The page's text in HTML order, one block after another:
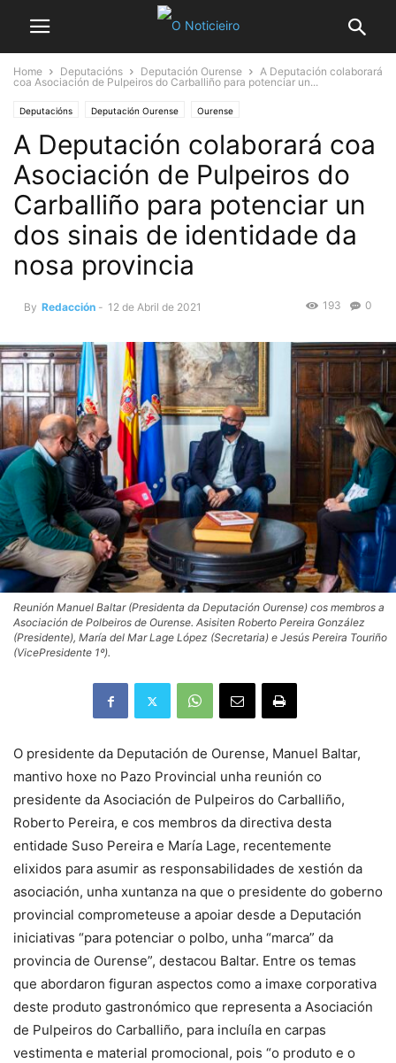
Home Deputacións Deputación Ourense
A Deputación colaborará
coa Asociación de Pulpeiros do Carballiño para potenciar un...
Deputacións Deputación Ourense Ourense
A Deputación colaborará coa
Asociación de Pulpeiros do
Carballiño para potenciar un
dos sinais de identidade da
nosa provincia
By Redacción - 12 de Abril de 2021 0
193
Reunión Manuel Baltar (Presidenta da Deputación Ourense) cos membros a
Asociación de Polbeiros de Ourense. Asisiten Roberto Pereira González
(Presidente), María del Mar Lage López (Secretaria) e Jesús Pereira Touriño
(VicePresidente 1º).
O presidente da Deputación de Ourense, Manuel Baltar,
mantivo hoxe no Pazo Provincial unha reunión co
presidente da Asociación de Pulpeiros do Carballiño,
Roberto Pereira, e cos membros da directiva desta
entidade Suso Pereira e María Lage, recentemente
elixidos para asumir as responsabilidades de xestión da
asociación, unha xuntanza na que o presidente do goberno
provincial comprometeuse a apoiar desde a Deputación
iniciativas “para potenciar o polbo, unha “marca” da
provincia de Ourense”, destacou Baltar. Entre os temas
que abordaron figuran aspectos como a imaxe corporativa
deste produto gastronómico que representa a Asociación
de Pulpeiros do Carballiño, para incluíla en carpas
vestimenta e material promocional, pois “o produto e o